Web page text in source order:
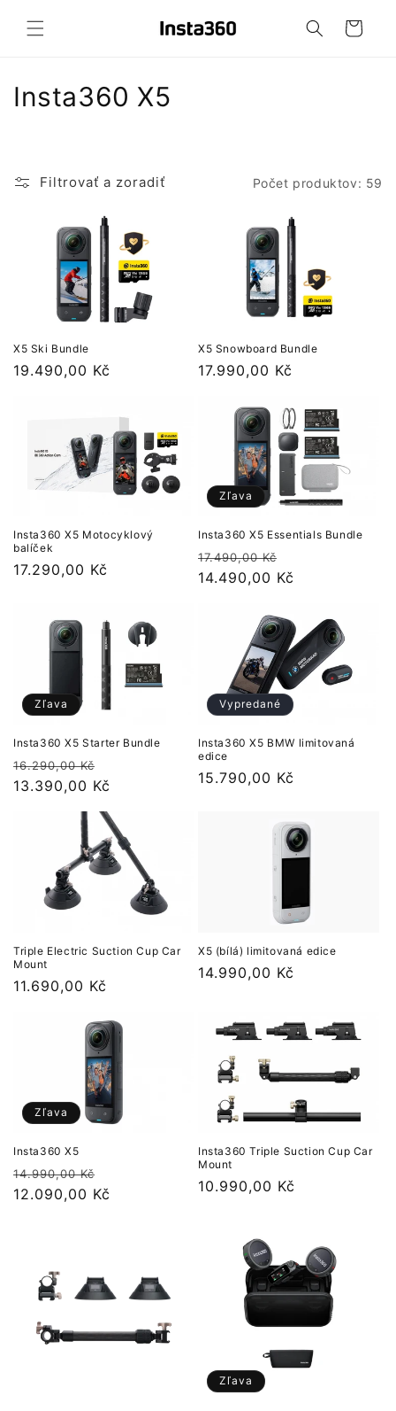
na
obsah
Košík
K
a
:
Insta360 X5
Filtrovať a zoradiť Počet produktov: 59
X5 Ski Bundle
Normálna
19.490,00 Kč
X5 Snowboard Bundle
Normálna
17.990,00 Kč
Insta360 X5 Motocyklový
balíček
Normálna
17.290,00 Kč
Zľava
Insta360 X5 Essentials Bundle
Normálna
cena
17.490,00 Kč
po
14.490,00 Kč
Zľava
Insta360 X5 Starter Bundle
Normálna
cena
16.290,00 Kč
po
zľave
13.390,00 Kč
Vypredané
Insta360 X5 BMW limitovaná
edice
Normálna
15.790,00 Kč
Triple Electric Suction Cup Car
Mount
Normálna
11.690,00 Kč
X5 (bílá) limitovaná edice
Normálna
14.990,00 Kč
Zľava
Insta360 X5
Normálna
cena
14.990,00 Kč
po
12.090,00 Kč
Insta360 Triple Suction Cup Car
Mount
Normálna
10.990,00 Kč
Zľava